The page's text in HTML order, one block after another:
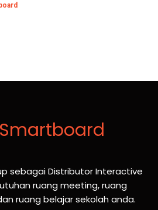
sebagai Distributor Interactive
ruang meeting, ruang
ruang belajar sekolah anda.